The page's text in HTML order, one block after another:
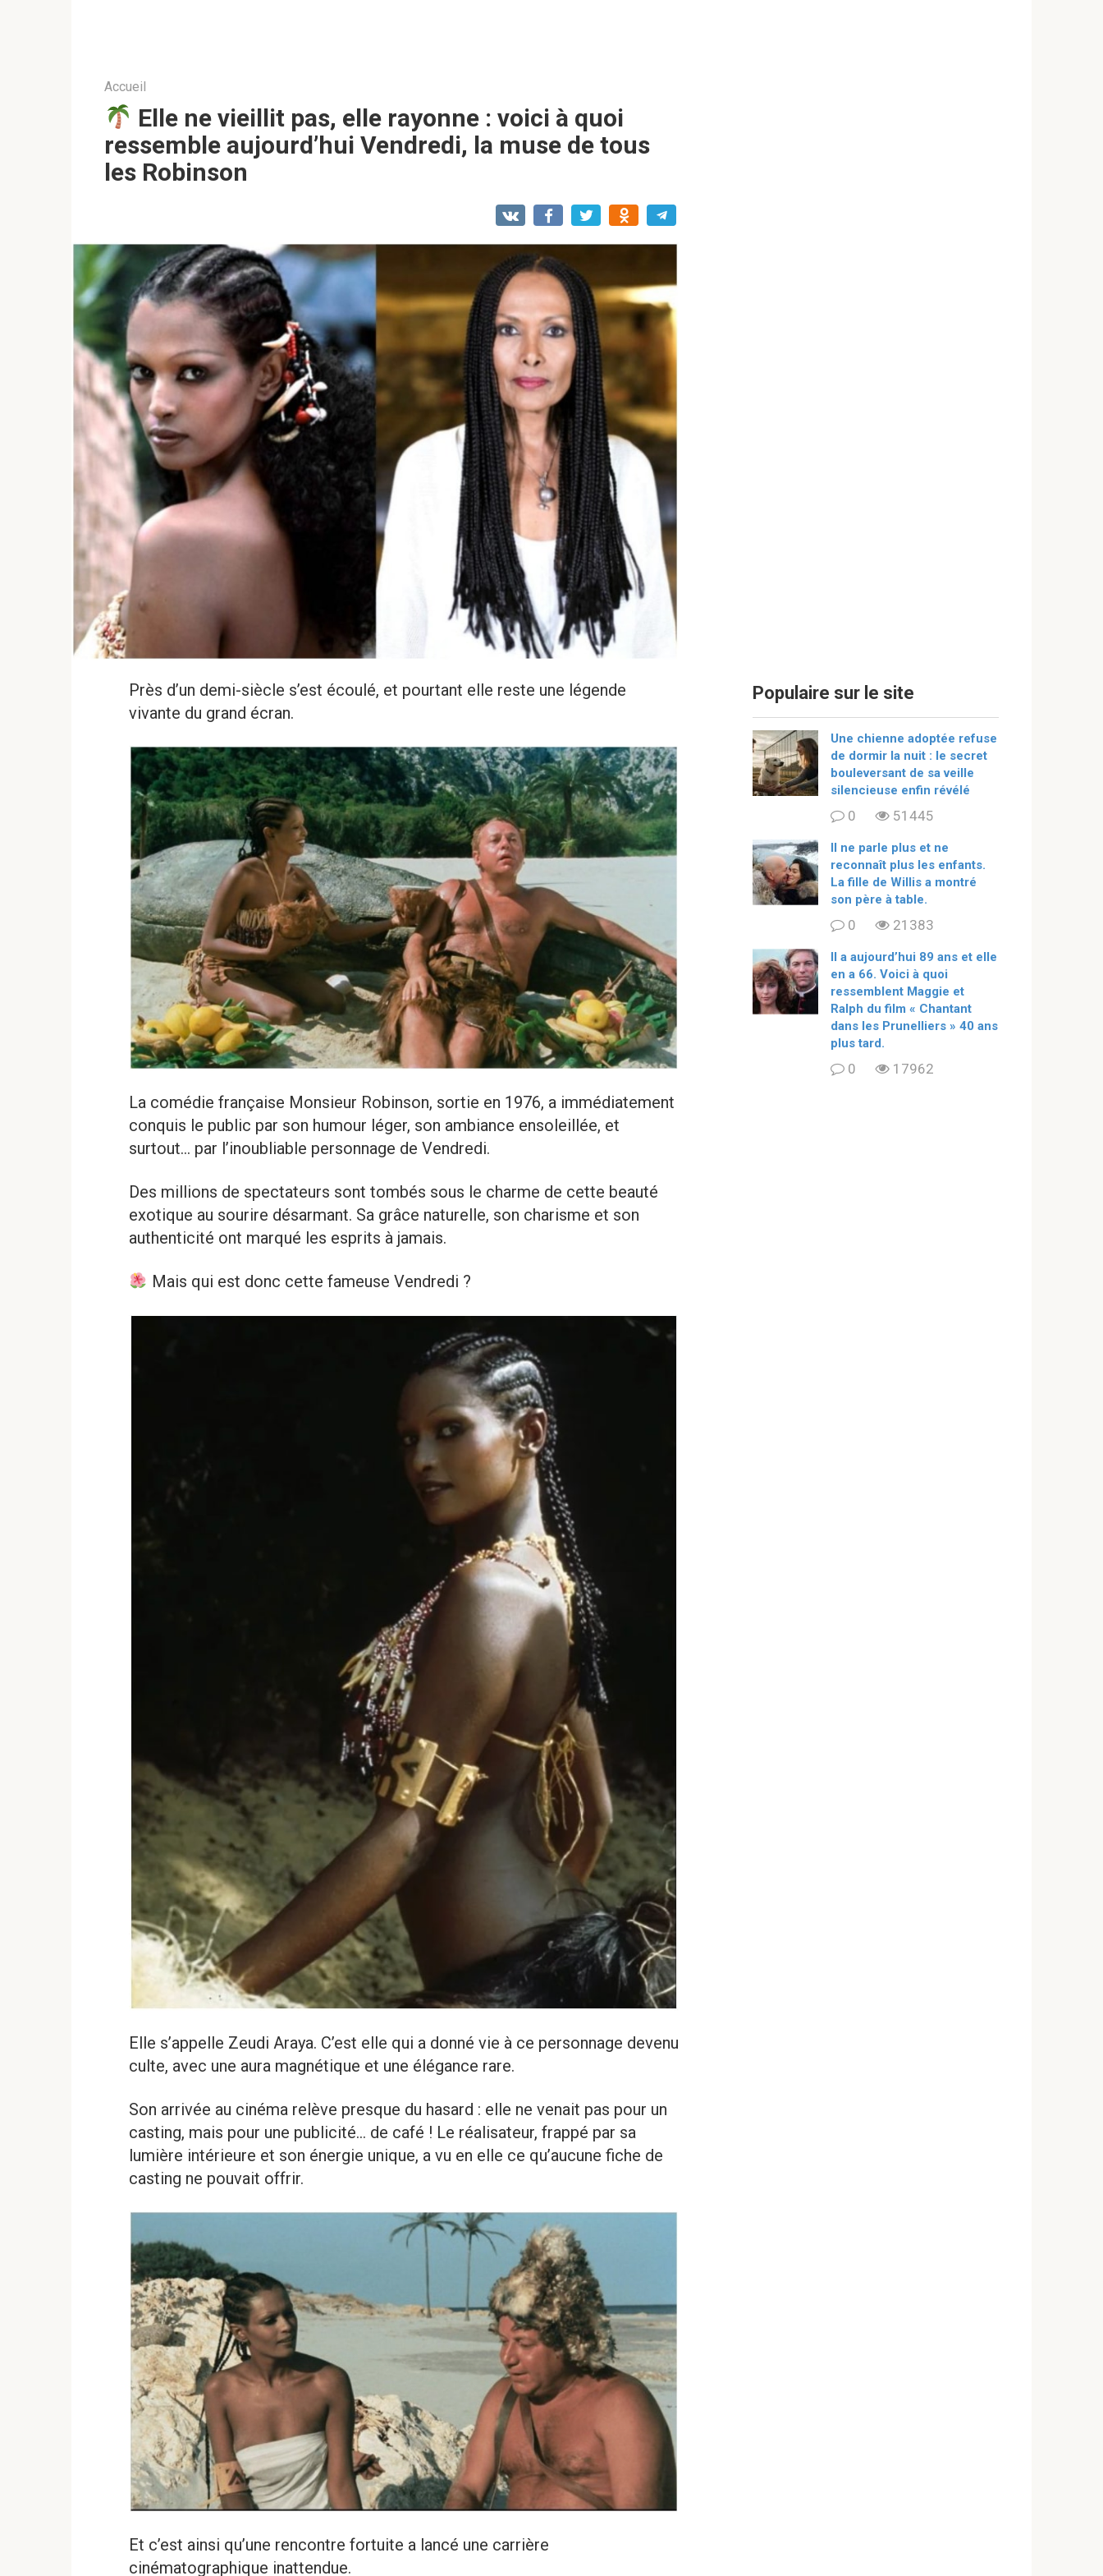
Accueil
Elle ne vieillit pas, elle rayonne : voici à quoi
ressemble aujourd’hui Vendredi, la muse de tous
les Robinson
Près d’un demi-siècle s’est écoulé, et pourtant elle reste une légende
vivante du grand écran.
La comédie française Monsieur Robinson, sortie en 1976, a immédiatement
conquis le public par son humour léger, son ambiance ensoleillée, et
surtout… par l’inoubliable personnage de Vendredi.
Des millions de spectateurs sont tombés sous le charme de cette beauté
exotique au sourire désarmant. Sa grâce naturelle, son charisme et son
authenticité ont marqué les esprits à jamais.
Mais qui est donc cette fameuse Vendredi ?
Elle s’appelle Zeudi Araya. C’est elle qui a donné vie à ce personnage devenu
culte, avec une aura magnétique et une élégance rare.
Son arrivée au cinéma relève presque du hasard : elle ne venait pas pour un
casting, mais pour une publicité… de café ! Le réalisateur, frappé par sa
lumière intérieure et son énergie unique, a vu en elle ce qu’aucune fiche de
casting ne pouvait offrir.
Et c’est ainsi qu’une rencontre fortuite a lancé une carrière
cinématographique inattendue.
Populaire sur le site
Une chienne adoptée refuse
de dormir la nuit : le secret
bouleversant de sa veille
silencieuse enfin révélé
0 51445
Il ne parle plus et ne
reconnaît plus les enfants.
La fille de Willis a montré
son père à table.
0 21383
ll a aujourd’hui 89 ans et elle
en a 66. Voici à quoi
ressemblent Maggie et
Ralph du film « Chantant
dans les Prunelliers » 40 ans
plus tard.
0 17962